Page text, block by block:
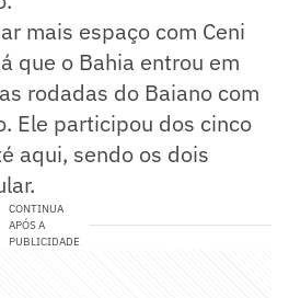
mais espaço com Ceni
que o Bahia entrou em
rodadas do Baiano com
Ele participou dos cinco
aqui, sendo os dois
CONTINUA
APÓS A
PUBLICIDADE